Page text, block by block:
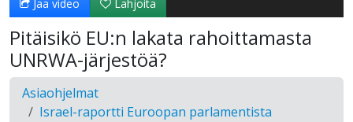
Jaa video Lahjoita
Pitäisikö EU:n lakata rahoittamasta
UNRWA-järjestöä?
Asiaohjelmat
Israel-raportti Euroopan parlamentista